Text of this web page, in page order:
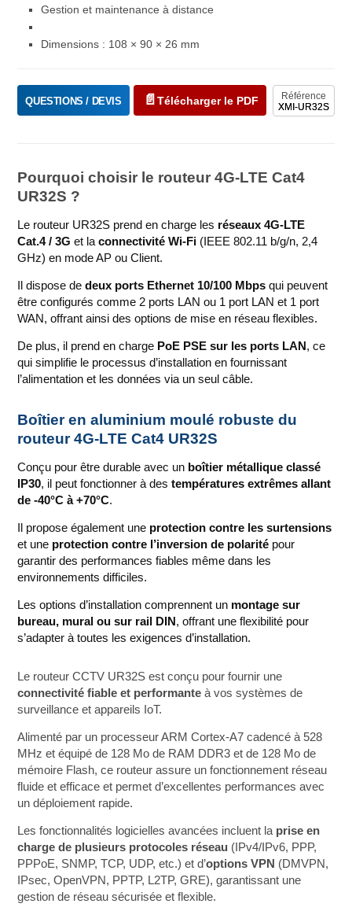
Gestion et maintenance à distance
Dimensions : 108 × 90 × 26 mm
Référence
XMI-UR32S
QUESTIONS / DEVIS Télécharger le PDF
Pourquoi choisir le routeur 4G-LTE Cat4
UR32S ?
Le routeur UR32S prend en charge les réseaux 4G-LTE
Cat.4 / 3G et laconnectivité Wi-Fi (IEEE 802.11 b/g/n, 2,4
GHz) en mode AP ou Client.
Il dispose dedeux ports Ethernet 10/100 Mbps qui peuvent
être configurés comme 2 ports LAN ou 1 port LAN et 1 port
WAN, offrant ainsi des options de mise en réseau flexibles.
De plus, il prend en charge PoE PSE sur les ports LAN , ce
qui simplifie le processus d’installation en fournissant
l’alimentation et les données via un seul câble.
Boîtier en aluminium moulé robuste du
routeur 4G-LTE Cat4 UR32S
Conçu pour être durable avec un boîtier métallique classé
IP30, il peut fonctionner à destempératures extrêmes allant
de -40°C à +70°C.
Il propose également une protection contre les surtensions
et une protection contre l’inversion de polarité pour
garantir des performances fiables même dans les
environnements difficiles.
Les options d’installation comprennent un montage sur
bureau, mural ou sur rail DIN, offrant une flexibilité pour
s’adapter à toutes les exigences d’installation.
Le routeur CCTV UR32S est conçu pour fournir une
connectivité fiable et performante à vos systèmes de
surveillance et appareils IoT.
Alimenté par un processeur ARM Cortex-A7 cadencé à 528
MHz et équipé de 128 Mo de RAM DDR3 et de 128 Mo de
mémoire Flash, ce routeur assure un fonctionnement réseau
fluide et efficace et permet d’excellentes performances avec
un déploiement rapide.
Les fonctionnalités logicielles avancées incluent la prise en
charge de plusieurs protocoles réseau (IPv4/IPv6, PPP,
PPPoE, SNMP, TCP, UDP, etc.) et d’options VPN (DMVPN,
IPsec, OpenVPN, PPTP, L2TP, GRE), garantissant une
gestion de réseau sécurisée et flexible.